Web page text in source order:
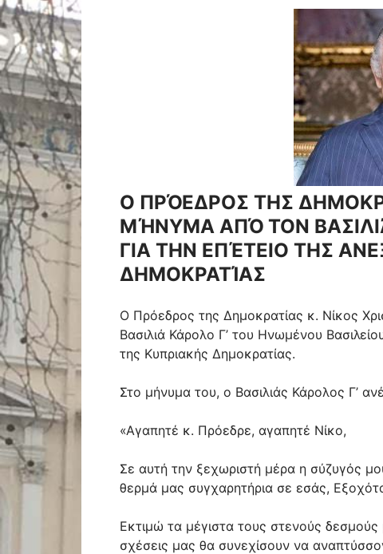
Ο ΠΡΌΕΔΡΟΣ ΤΗΣ
ΜΉΝΥΜΑ ΑΠΌ ΤΟΝ
ΓΙΑ ΤΗΝ ΕΠΈΤΕΙΟ ΤΗΣ
ΔΗΜΟΚΡΑΤΊΑΣ
Ο Πρόεδρος της Δημοκρατίας κ. Νίκος
Βασιλιά Κάρολο Γ’ του Ηνωμένου
της Κυπριακής Δημοκρατίας.
Στο μήνυμα του, ο Βασιλιάς Κάρολος Γ’
«Αγαπητέ κ. Πρόεδρε, αγαπητέ Νίκο,
Σε αυτή την ξεχωριστή μέρα η σύζυγός
θερμά μας συγχαρητήρια σε εσάς,
Εκτιμώ τα μέγιστα τους στενούς δεσμούς
σχέσεις μας θα συνεχίσουν να